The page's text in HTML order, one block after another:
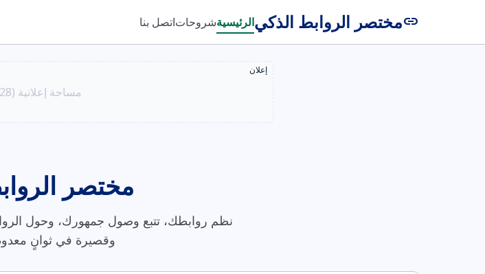
linkمختصر الروابط الذكيالرئيسيةشروحاتاتصل بنا
إعلان
مساحة إعلانية (728 × 90)
مختصر
نظم روابطك، تتبع وصول جمهورك، وحول
وقصيرة في ثوانٍ